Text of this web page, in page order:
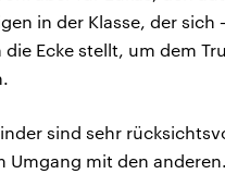
in der Klasse, der sich
die Ecke stellt, um dem
sind sehr
Umgang mit den